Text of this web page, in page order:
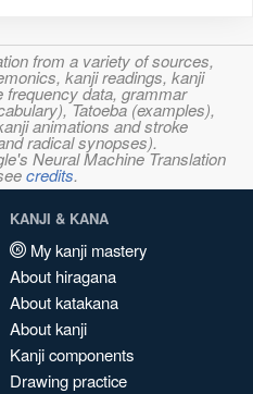
from a variety of sources,
kanji readings, kanji
data, grammar
Tatoeba (examples),
animations and stroke
radical synopses).
Neural Machine Translation
credits.
KANJI & KANA
My kanji mastery
About hiragana
About katakana
About kanji
Kanji components
Drawing practice